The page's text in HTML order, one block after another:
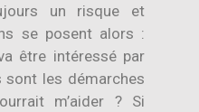
un risque et
se posent alors :
être intéressé par
sont les démarches
m’aider ? Si